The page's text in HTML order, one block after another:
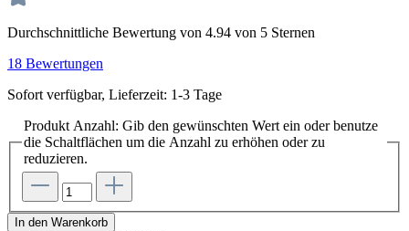
Durchschnittliche Bewertung von 4.94 von 5 Sternen
18 Bewertungen
Sofort verfügbar, Lieferzeit: 1-3 Tage
Produkt Anzahl: Gib den gewünschten Wert ein oder benutze
die Schaltflächen um die Anzahl zu erhöhen oder zu
reduzieren.
In den Warenkorb